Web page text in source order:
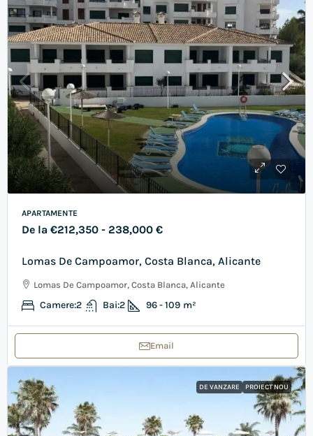
APARTAMENTE
De la €212,350 - 238,000 €
Lomas De Campoamor, Costa Blanca, Alicante
Lomas De Campoamor, Costa Blanca, Alicante
Camere:2 Bai:2 96 - 109 m²
Email
DE VANZARE PROIECT NOU